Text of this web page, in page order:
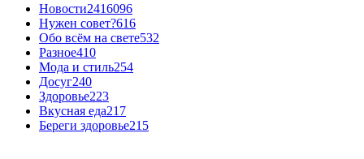
Новости2416096
Нужен совет?616
Обо всём на свете532
Разное410
Мода и стиль254
Досуг240
Здоровье223
Вкусная еда217
Береги здоровье215